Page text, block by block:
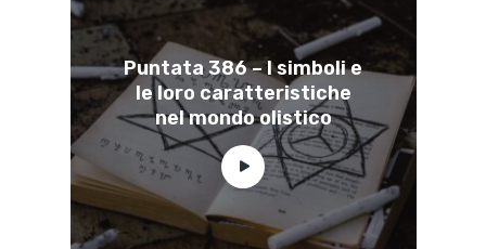
Puntata 386 – I simboli e
le loro caratteristiche
nel mondo olistico